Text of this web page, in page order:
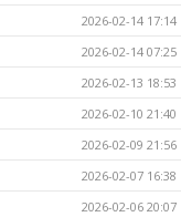
2026-02-14 17:14
2026-02-14 07:25
2026-02-13 18:53
2026-02-10 21:40
2026-02-09 21:56
2026-02-07 16:38
2026-02-06 20:07